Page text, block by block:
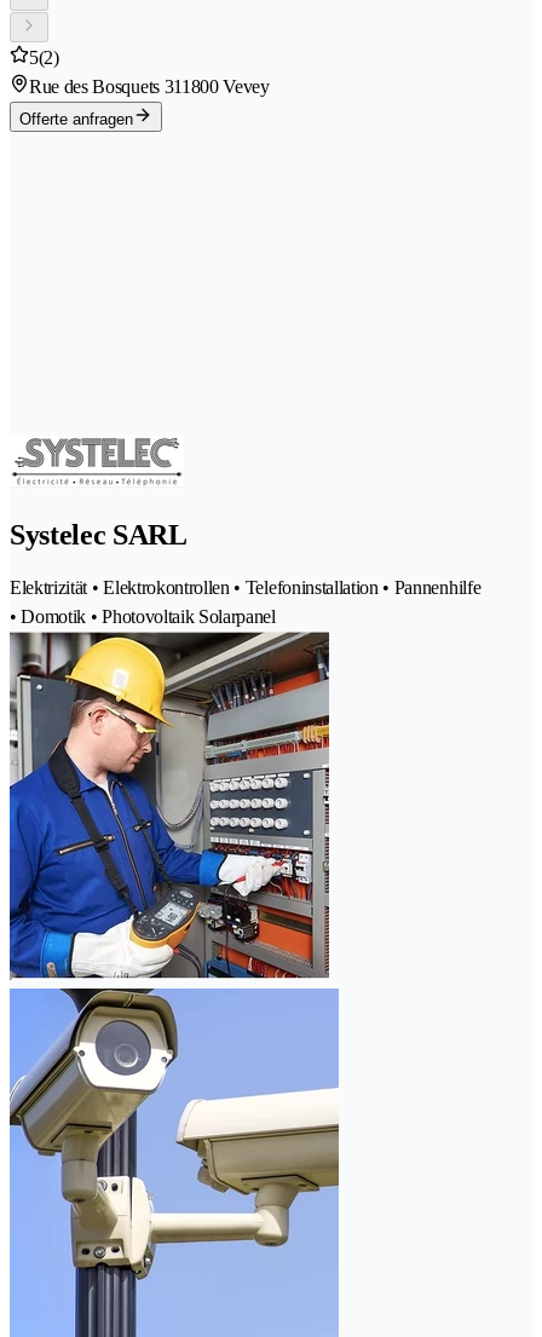
5(2)
Rue des Bosquets 311800 Vevey
Offerte anfragen
Systelec SARL
Elektrizität • Elektrokontrollen • Telefoninstallation • Pannenhilfe
• Domotik • Photovoltaik Solarpanel